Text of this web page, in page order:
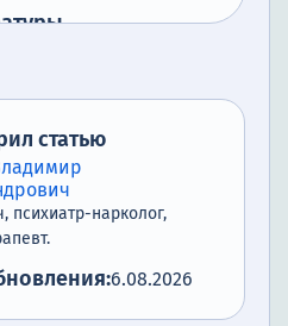
статью
психиатр-нарколог,
6.08.2026